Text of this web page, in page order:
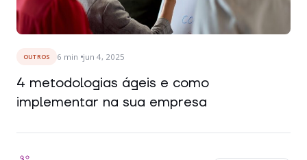
OUTROS 6 min jun 4, 2025
4 metodologias ágeis e como
implementar na sua empresa